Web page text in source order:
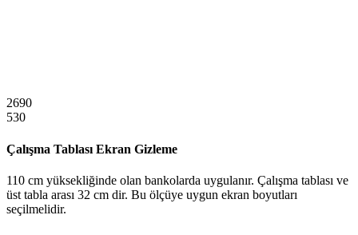
2690
530
Çalışma Tablası Ekran Gizleme
110 cm yüksekliğinde olan bankolarda uygulanır. Çalışma tablası ve
üst tabla arası 32 cm dir. Bu ölçüye uygun ekran boyutları
seçilmelidir.